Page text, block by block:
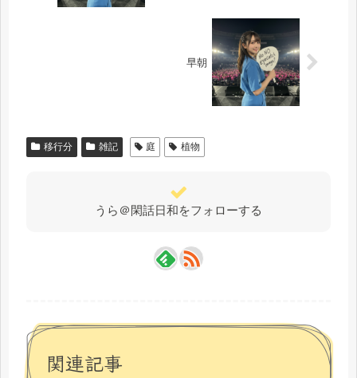
早朝
移行分 雑記 庭 植物
うら＠閑話日和をフォローする
関連記事